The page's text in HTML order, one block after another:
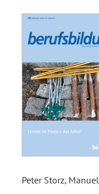
Peter Storz,